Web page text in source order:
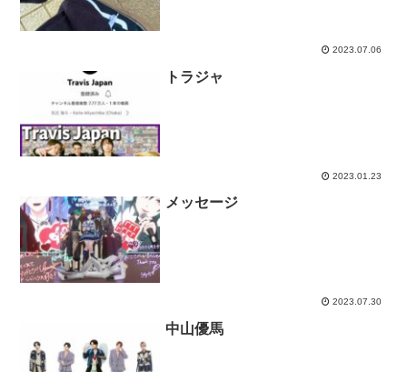
2023.07.06
トラジャ
2023.01.23
メッセージ
2023.07.30
中山優馬